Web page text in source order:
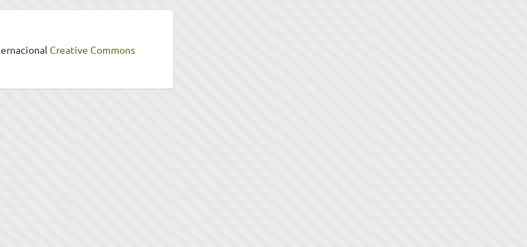
Creative Commons